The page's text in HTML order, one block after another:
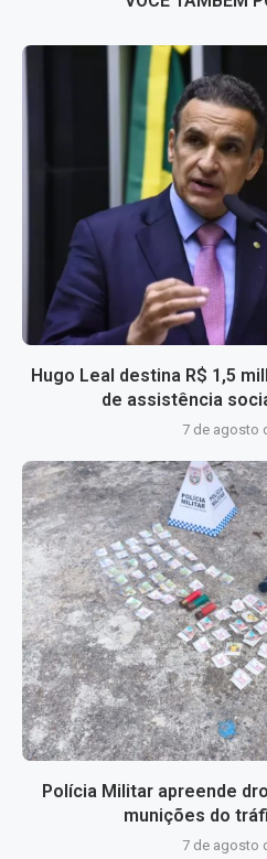
Hugo Leal destina R$ 1,5
de assistência
7 de agosto
Polícia Militar apreende
munições do
7 de agosto